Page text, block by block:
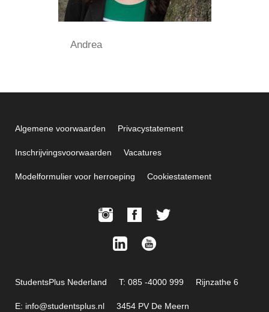
Andrea
Algemene voorwaarden Privacystatement
Inschrijvingsvoorwaarden Vacatures
Modelformulier voor herroeping Cookiestatement
StudentsPlus Nederland T: 085 -4000 999 Rijnzathe 6
E: info@studentsplus.nl 3454 PV De Meern